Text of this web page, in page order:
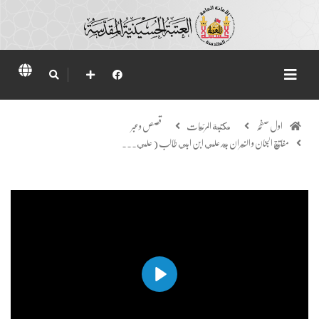
اول صفحہ مكتبة المرئيات قصص وعبر
مفاتيح الجنان و النيران بيد علي ابن ابي طالب ( علي...
Play